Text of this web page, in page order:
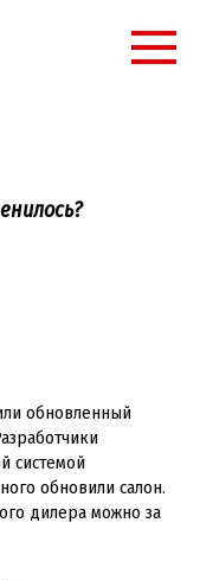
обновленный
системой
обновили салон.
дилера можно за